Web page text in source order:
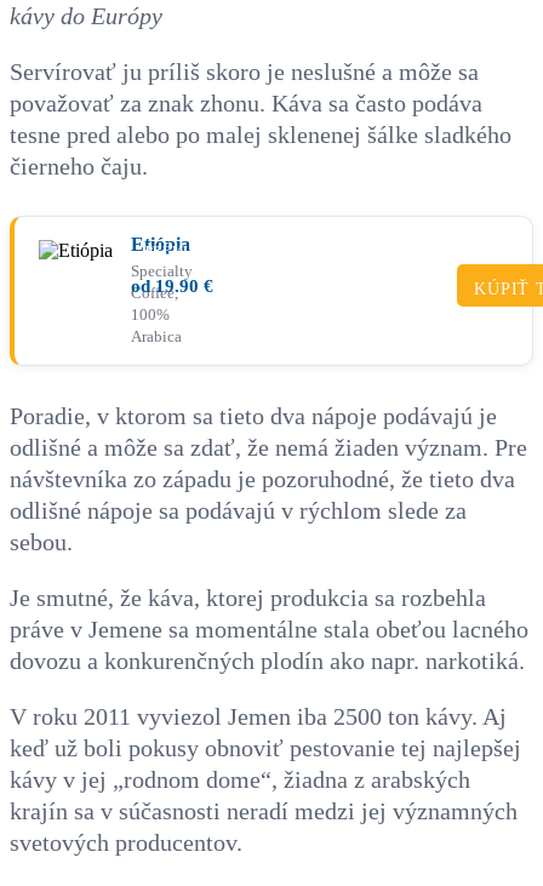
kávy do Európy
Servírovať ju príliš skoro je neslušné a môže sa
považovať za znak zhonu. Káva sa často podáva
tesne pred alebo po malej sklenenej šálke sladkého
čierneho čaju.
Etiópia
Specialty
Coffee,
100%
Arabica
PRÉMIUM
od19.90 € KÚPIŤ
Poradie, v ktorom sa tieto dva nápoje podávajú je
odlišné a môže sa zdať, že nemá žiaden význam. Pre
návštevníka zo západu je pozoruhodné, že tieto dva
odlišné nápoje sa podávajú v rýchlom slede za
sebou.
Je smutné, že káva, ktorej produkcia sa rozbehla
práve v Jemene sa momentálne stala obeťou lacného
dovozu a konkurenčných plodín ako napr. narkotiká.
V roku 2011 vyviezol Jemen iba 2500 ton kávy. Aj
keď už boli pokusy obnoviť pestovanie tej najlepšej
kávy v jej „rodnom dome“, žiadna z arabských
krajín sa v súčasnosti neradí medzi jej významných
svetových producentov.